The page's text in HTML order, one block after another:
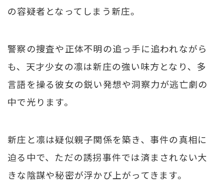
の容疑者となってしまう新庄。
警察の捜査や正体不明の追っ手に追われながら
も、天才少女の凛は新庄の強い味方となり、多
言語を操る彼女の鋭い発想や洞察力が逃亡劇の
中で光ります。
新庄と凛は疑似親子関係を築き、事件の真相に
迫る中で、ただの誘拐事件では済まされない大
きな陰謀や秘密が浮かび上がってきます。